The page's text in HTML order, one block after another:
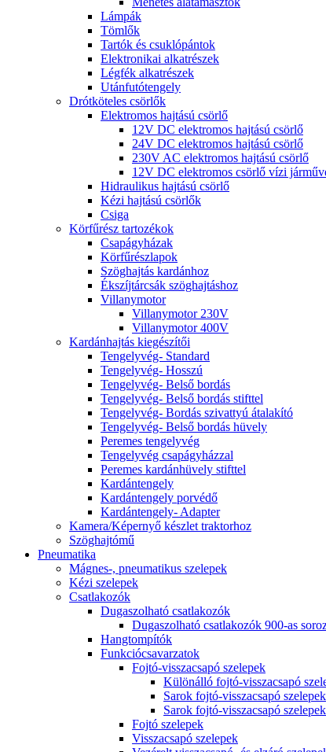
Lámpák
Tömlők
Tartók és csuklópántok
Elektronikai alkatrészek
Légfék alkatrészek
Utánfutótengely
Drótköteles csörlők
Elektromos hajtású csörlő
12V DC elektromos hajtású csörlő
24V DC elektromos hajtású csörlő
230V AC elektromos hajtású csörlő
12V DC elektromos csörlő vízi
Hidraulikus hajtású csörlő
Kézi hajtású csörlők
Csiga
Körfűrész tartozékok
Csapágyházak
Körfűrészlapok
Szöghajtás kardánhoz
Ékszíjtárcsák szöghajtáshoz
Villanymotor
Villanymotor 230V
Villanymotor 400V
Kardánhajtás kiegészítői
Tengelyvég- Standard
Tengelyvég- Hosszú
Tengelyvég- Belső bordás
Tengelyvég- Belső bordás stifttel
Tengelyvég- Bordás szivattyú átalakító
Tengelyvég- Belső bordás hüvely
Peremes tengelyvég
Tengelyvég csapágyházzal
Peremes kardánhüvely stifttel
Kardántengely
Kardántengely porvédő
Kardántengely- Adapter
Kamera/Képernyő készlet traktorhoz
Szöghajtómű
Pneumatika
Mágnes-, pneumatikus szelepek
Kézi szelepek
Csatlakozók
Dugaszolható csatlakozók
Dugaszolható csatlakozók 900-as
Hangtompítók
Funkciócsavarzatok
Fojtó-visszacsapó szelepek
Különálló fojtó-visszacsapó
Sarok fojtó-visszacsapó szelepek
Sarok fojtó-visszacsapó
Fojtó szelepek
Visszacsapó szelepek